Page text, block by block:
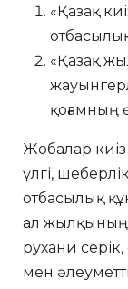
«Қазақ
«Қазақ
қоғамның
Жобалар
үлгі,
отбасылық
ал жылқының
рухани серік,
мен